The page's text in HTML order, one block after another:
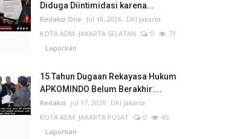
Diduga Diintimidasi karena...
Redaksi One Jul 18, 2026 DKI Jakarta
KOTA ADM. JAKARTA SELATAN
0
71
Laporkan
15 Tahun Dugaan Rekayasa Hukum
APKOMINDO Belum Berakhir:...
Redaksi Jul 17, 2026 DKI Jakarta
KOTA ADM. JAKARTA PUSAT
0
45
Laporkan